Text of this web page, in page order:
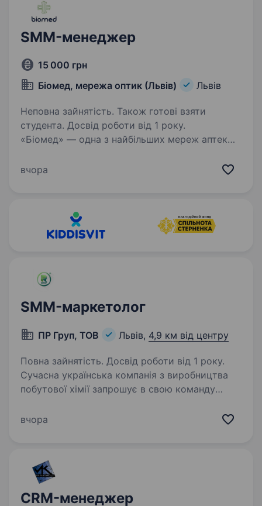
SMM-менеджер
15 000 грн
Біомед, мережа оптик (Львів)
Львів
Неповна зайнятість. Також готові взяти
студента. Досвід роботи від 1 року.
«Біомед» — одна з найбільших мереж аптек
За цей час ми стали компанією, якій
вчора
SMM-маркетолог
ПР Груп, ТОВ Львів, 4,9 км від центру
Повна зайнятість. Досвід роботи від 1 року.
Сучасна українська компанія з виробництва
побутової хімії запрошує в свою команду
роботи SMM-менеджером або маркетологом
вчора
CRM-менеджер